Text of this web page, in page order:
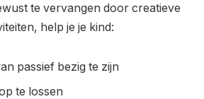
te vervangen door creatieve
help je je kind:
passief bezig te zijn
te lossen